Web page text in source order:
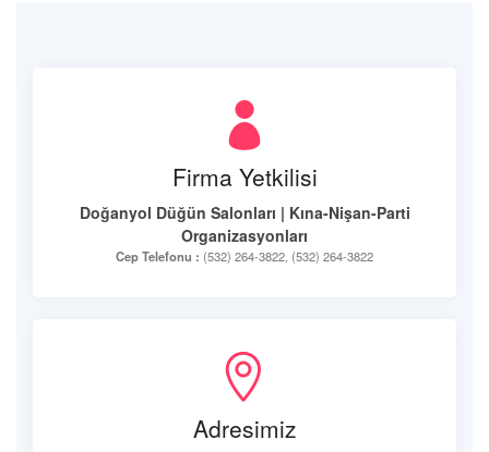
Firma Yetkilisi
Doğanyol Düğün Salonları | Kına-Nişan-Parti
Organizasyonları
Cep Telefonu : (532) 264-3822, (532) 264-3822
Adresimiz